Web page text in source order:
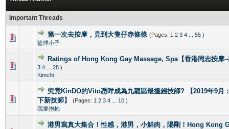
Important Threads
第一次去按摩，見到大隻仔赤條條 (Pages: 1 2 3 4 55 )
籃球小子
0 Vote(s) - 0 out of 5 in Average
12345
Ratings of Hong Kong Gay Massage, Spa【香港同志按摩
3 4 28 )
Kimchi
1 Vote(s) - 5 out of 5 in Average
2 5
究竟KinDO的Vito憑咩成為九龍區最搵錢技師? 【2019年9月
下新技師】
(Pages: 1 2 3 4 10 )
我要抱抱
0 Vote(s) - 0 out of 5 in Average
345
港男寫真大集合！性感，港男，小鮮肉，陽剛！Hong Kong